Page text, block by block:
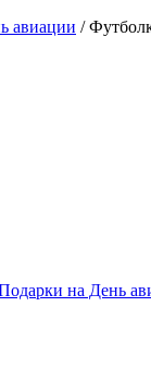
авиации /
на День